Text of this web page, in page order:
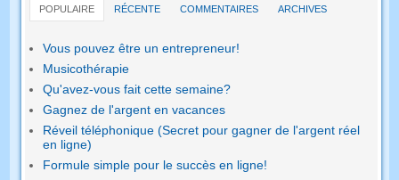
POPULAIRE RÉCENTE COMMENTAIRES ARCHIVES
Vous pouvez être un entrepreneur!
Musicothérapie
Qu'avez-vous fait cette semaine?
Gagnez de l'argent en vacances
Réveil téléphonique (Secret pour gagner de l'argent réel
en ligne)
Formule simple pour le succès en ligne!